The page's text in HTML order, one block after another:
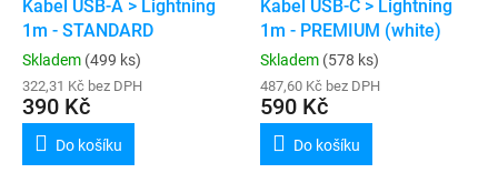
Kabel USB-A > Lightning
1m - STANDARD
Skladem (499 ks)
322,31 Kč bez DPH
390 Kč
Do košíku
Kabel USB-C > Lightning
1m - PREMIUM (white)
Skladem (578 ks)
487,60 Kč bez DPH
590 Kč
Do košíku